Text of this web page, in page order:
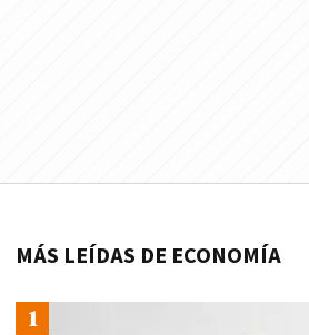
MÁS LEÍDAS DE ECONOMÍA